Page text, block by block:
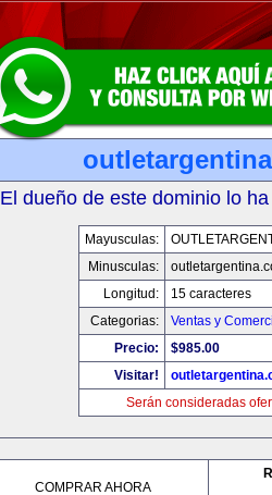
El dueño de este dominio lo
Mayusculas:
Minusculas:
Longitud:
15 caracteres
Categorias:
Ventas y
Precio:
$985.00
Visitar!
Serán consideradas
COMPRAR AHORA